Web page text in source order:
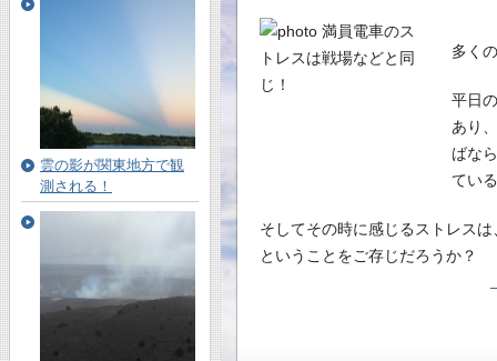
多く
平日
あり
ばな
てい
そしてその時に感じるストレスは
ということをご存じだろうか？
雲の影が関東地方で観
測される！